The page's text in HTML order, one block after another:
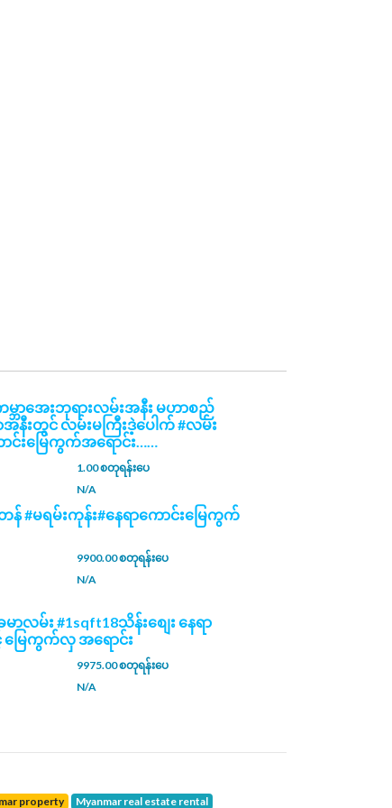
ဘာအေးဘုရားလမ်းအနီး မဟာစည်
နီးတွင် လမ်းမကြီးဒဲ့ပေါက် #လမ်း
င်းမြေကွက်အရောင်း……
1.00 စတုရန်းပေ
N/A
န် #မရမ်းကုန်း#နေရာကောင်းမြေကွက်
9900.00 စတုရန်းပေ
N/A
မာလမ်း #1sqft18သိန်းစျေး နေရာ
မြေကွက်လှ အရောင်း
9975.00 စတုရန်းပေ
N/A
property Myanmar real estate rental